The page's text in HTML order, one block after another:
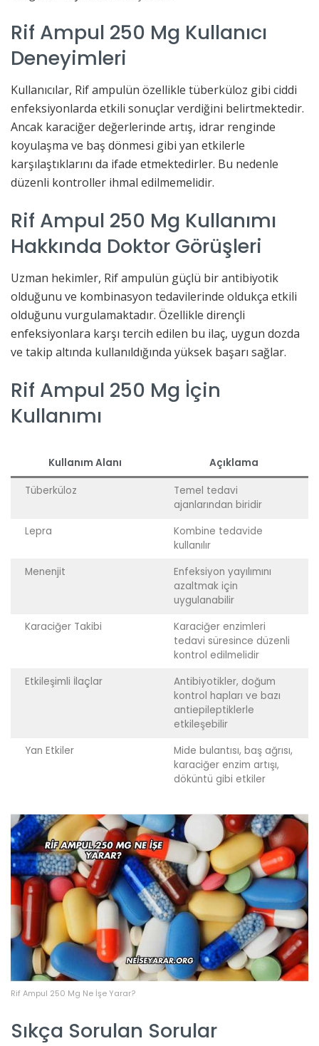
Rif Ampul 250 Mg Kullanıcı
Deneyimleri
Kullanıcılar, Rif ampulün özellikle tüberküloz gibi ciddi
enfeksiyonlarda etkili sonuçlar verdiğini belirtmektedir.
Ancak karaciğer değerlerinde artış, idrar renginde
koyulaşma ve baş dönmesi gibi yan etkilerle
karşılaştıklarını da ifade etmektedirler. Bu nedenle
düzenli kontroller ihmal edilmemelidir.
Rif Ampul 250 Mg Kullanımı
Hakkında Doktor Görüşleri
Uzman hekimler, Rif ampulün güçlü bir antibiyotik
olduğunu ve kombinasyon tedavilerinde oldukça etkili
olduğunu vurgulamaktadır. Özellikle dirençli
enfeksiyonlara karşı tercih edilen bu ilaç, uygun dozda
ve takip altında kullanıldığında yüksek başarı sağlar.
Rif Ampul 250 Mg İçin
Kullanımı
Kullanım Alanı Açıklama
Tüberküloz
Temel tedavi
ajanlarından biridir
Lepra
Kombine tedavide
kullanılır
Menenjit
Enfeksiyon yayılımını
azaltmak için
uygulanabilir
Karaciğer Takibi
Karaciğer enzimleri
tedavi süresince düzenli
kontrol edilmelidir
Etkileşimli İlaçlar
Antibiyotikler, doğum
kontrol hapları ve bazı
antiepileptiklerle
etkileşebilir
Yan Etkiler
Mide bulantısı, baş ağrısı,
karaciğer enzim artışı,
döküntü gibi etkiler
Rif Ampul 250 Mg Ne İşe Yarar?
Sıkça Sorulan Sorular